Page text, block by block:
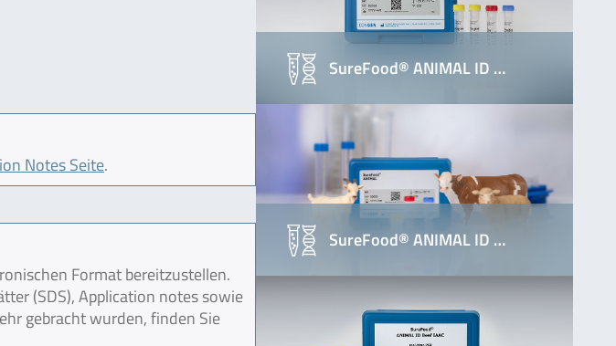
Notes Seite.
Format bereitzustellen.
(SDS), Application notes sowie
gebracht wurden, finden Sie
SureFood® ANIMAL ID …
SureFood® ANIMAL ID …